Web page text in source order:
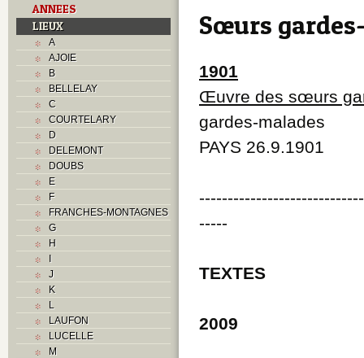
ANNEES
LIEUX
A
AJOIE
B
BELLELAY
C
COURTELARY
D
DELEMONT
DOUBS
E
F
FRANCHES-MONTAGNES
G
H
I
J
K
L
LAUFON
LUCELLE
M
Sœurs
1901
Œuvre des sœurs
gardes-malades
PAYS 26.9.1901
-----
TEXTES
2009